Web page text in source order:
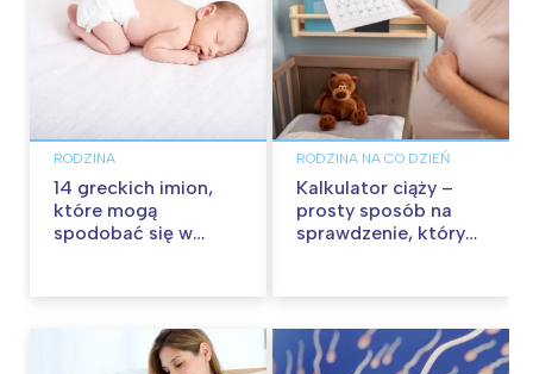
RODZINA
14 greckich imion,
które mogą
spodobać się w
RODZINA NA CO DZIEŃ
Kalkulator ciąży –
prosty sposób na
sprawdzenie, który